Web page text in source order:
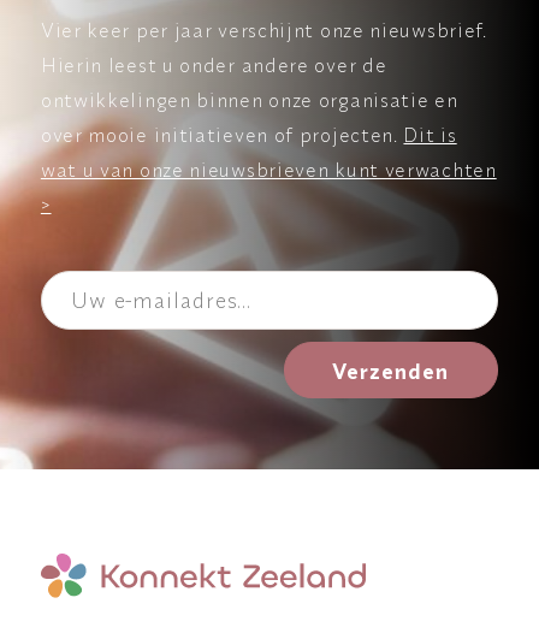
Vier keer per jaar verschijnt onze nieuwsbrief.
Hierin leest u onder andere over de
ontwikkelingen binnen onze organisatie en
over mooie initiatieven of projecten. Dit is
wat u van onze nieuwsbrieven kunt verwachten
>
Verzenden